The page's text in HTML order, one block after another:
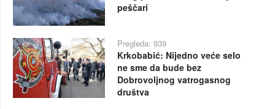
peščari
Pregleda: 939
Krkobabić: Nijedno veće selo
ne sme da bude bez
Dobrovoljnog vatrogasnog
društva